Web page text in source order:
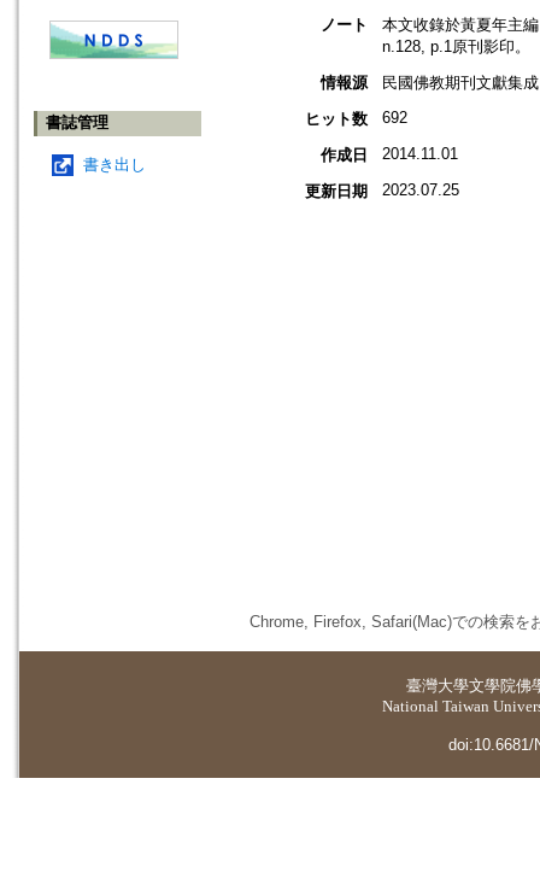
書誌管理
書き出し
ノート
本文收錄於黃夏年主
n.128, p.1原刊影印。
情報源
民國佛教期刊文獻集
ヒット数
692
作成日 2014.11.01
更新日期 2023.07.25
Chrome, Firefox, Safari(Mac)での検索を
臺灣大學文學院佛
National Taiwan
doi:10.6681/